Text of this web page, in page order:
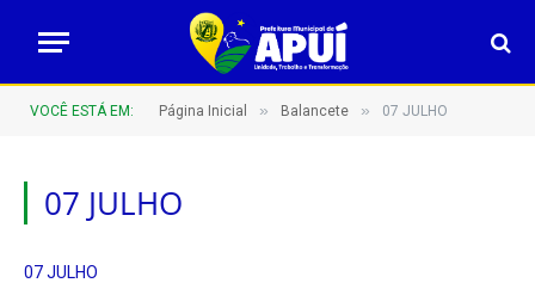
VOCÊ ESTÁ EM: Página Inicial » Balancete » 07 JULHO
07 JULHO
07 JULHO